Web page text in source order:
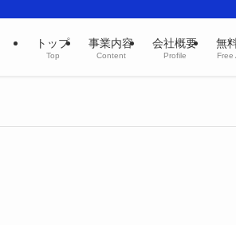
トップ
Top
事業内容
Content
会社概要
Profile
無
Free